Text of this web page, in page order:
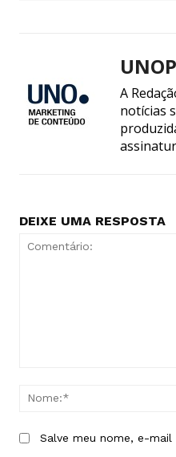
A
notícias
DEIXE UMA RESPOSTA
Salve meu nome, e-